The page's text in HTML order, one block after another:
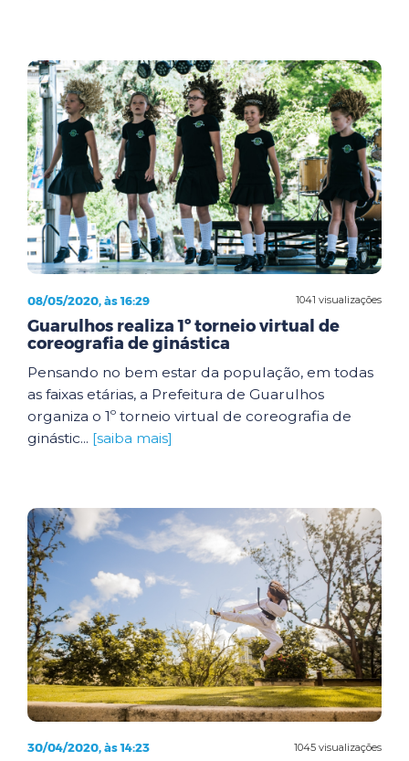
1041 visualizações
08/05/2020, às 16:29
Guarulhos realiza 1º torneio virtual de
coreografia de ginástica
Pensando no bem estar da população, em todas
as faixas etárias, a Prefeitura de Guarulhos
organiza o 1º torneio virtual de coreografia de
ginástic... [saiba mais]
1045 visualizações
30/04/2020, às 14:23